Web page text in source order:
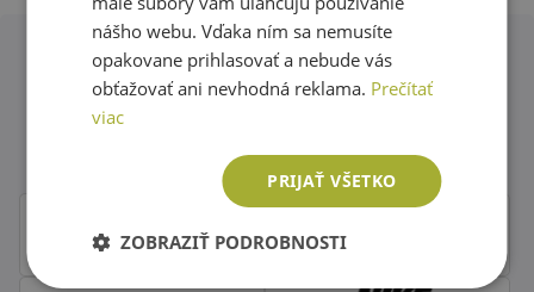
Obľúbené značky second hand
nášho webu. Vďaka ním sa nemusíte
opakovane prihlasovať a nebude vás
obťažovať ani nevhodná reklama. Prečítať
viac
PRIJAŤ VŠETKO
ZOBRAZIŤ PODROBNOSTI